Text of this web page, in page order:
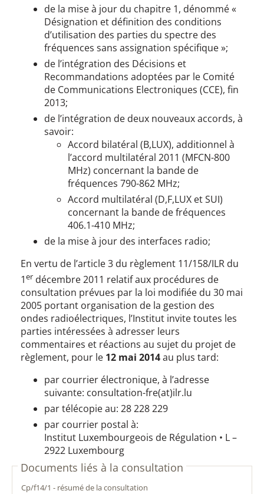
de la mise à jour du chapitre 1, dénommé «
Désignation et définition des conditions
d’utilisation des parties du spectre des
fréquences sans assignation spécifique »;
de l’intégration des Décisions et
Recommandations adoptées par le Comité
de Communications Electroniques (CCE), fin
2013;
de l’intégration de deux nouveaux accords, à
savoir:
Accord bilatéral (B,LUX), additionnel à
l’accord multilatéral 2011 (MFCN-800
MHz) concernant la bande de
fréquences 790-862 MHz;
Accord multilatéral (D,F,LUX et SUI)
concernant la bande de fréquences
406.1-410 MHz;
de la mise à jour des interfaces radio;
En vertu de l’article 3 du règlement 11/158/ILR du
1er décembre 2011 relatif aux procédures de
consultation prévues par la loi modifiée du 30 mai
2005 portant organisation de la gestion des
ondes radioélectriques, l’Institut invite toutes les
parties intéressées à adresser leurs
commentaires et réactions au sujet du projet de
règlement, pour le 12 mai 2014au plus tard:
par courrier électronique, à l’adresse
suivante: consultation-fre(at)ilr.lu
par télécopie au: 28 228 229
par courrier postal à:
Institut Luxembourgeois de Régulation • L –
2922 Luxembourg
Documents liés à la consultation
cp/f14/1 - résumé de la consultation